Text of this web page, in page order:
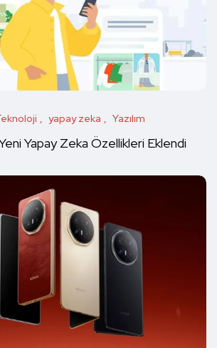
yapay zeka Yazılım
Yapay Zeka Özellikleri Eklendi